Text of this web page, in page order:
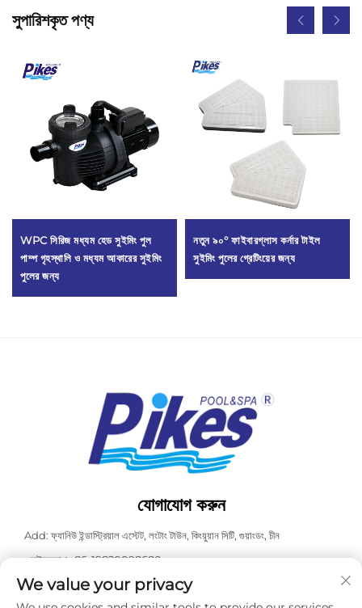
সুপারিশকৃত পণ্য
WPC সিরিজ মধ্যম হেড সুইমিং পুল
পাম্প গৃহস্থালি ও মধ্যম আকারের সুইমিং
পুলের জন্য
নতুন ৯০° ফাইবারগ্লাস কর্নার টাইল
সুইমিং পুলের গ্রেটিংয়ের জন্য
যোগাযোগ করুন
Add: ফ্যানিউ ইন্ডাস্ট্রিয়াল এস্টেট, লংটাং টাউন, কিংয়ুয়ান সিটি, গুয়াংডং, চীন
ওয়াটসঅ্যাপ:+86-19820098680
টেল:+86-0763-3603098
We value your privacy